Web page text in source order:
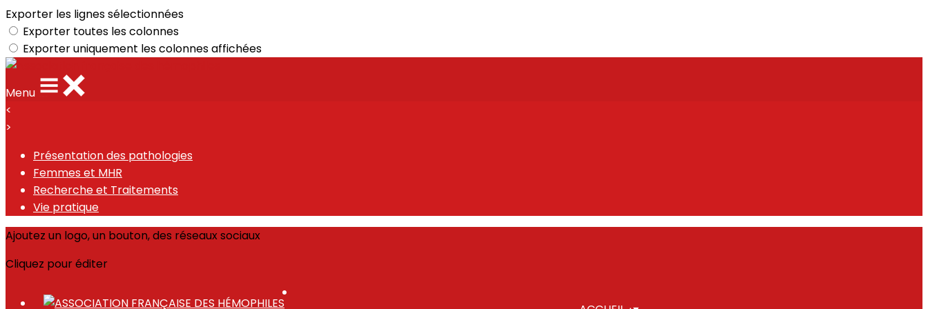
Exporter les lignes sélectionnées
Exporter toutes les colonnes
Exporter uniquement les colonnes affichées
Menu
<
>
Présentation des pathologies
Femmes et MHR
Recherche et Traitements
Vie pratique
Ajoutez un logo, un bouton, des réseaux sociaux
Cliquez pour éditer